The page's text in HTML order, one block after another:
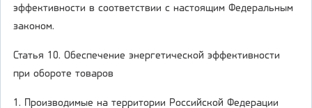
эффективности в соответствии с настоящим Федеральным
законом.
Статья 10. Обеспечение энергетической эффективности
при обороте товаров
1. Производимые на территории Российской Федерации